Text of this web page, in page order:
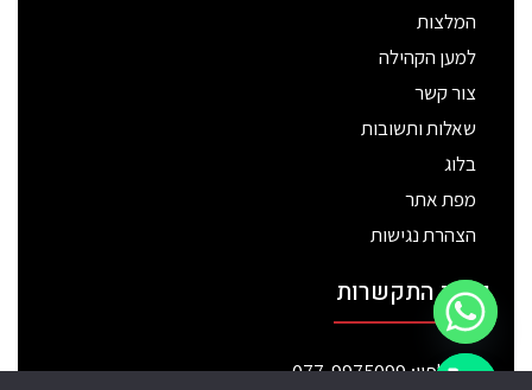
המלצות
למען הקהילה
צור קשר
שאלות ותשובות
בלוג
מפת אתר
הצהרת נגישות
פרטי התקשרות
טלפון: 077-9975099